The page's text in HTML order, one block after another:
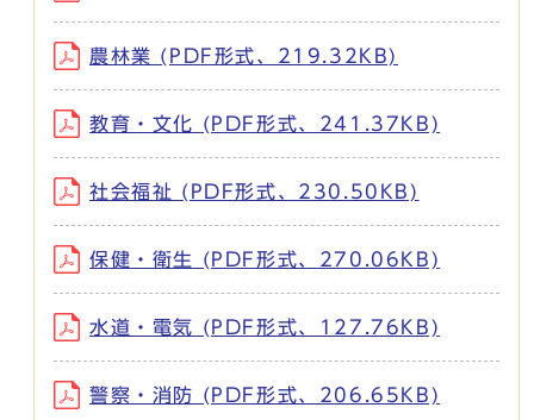
農林業 (PDF形式、219.32KB)
教育・文化 (PDF形式、241.37KB)
社会福祉 (PDF形式、230.50KB)
保健・衛生 (PDF形式、270.06KB)
水道・電気 (PDF形式、127.76KB)
警察・消防 (PDF形式、206.65KB)